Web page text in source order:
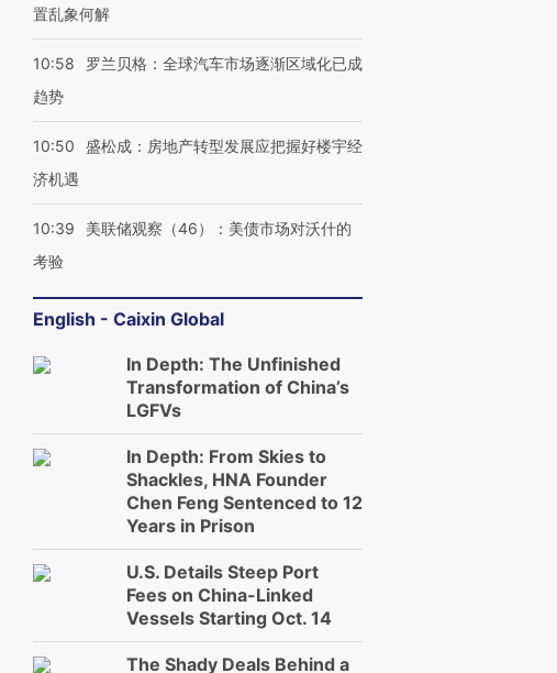
置乱象何解
10:58
罗兰贝格：全球汽车市场逐渐区域化已成
趋势
10:50
盛松成：房地产转型发展应把握好楼宇经
济机遇
10:39
美联储观察（46）：美债市场对沃什的
考验
English - Caixin Global
In Depth: The Unfinished
Transformation of China’s
LGFVs
In Depth: From Skies to
Shackles, HNA Founder
Chen Feng Sentenced to 12
Years in Prison
U.S. Details Steep Port
Fees on China-Linked
Vessels Starting Oct. 14
The Shady Deals Behind a